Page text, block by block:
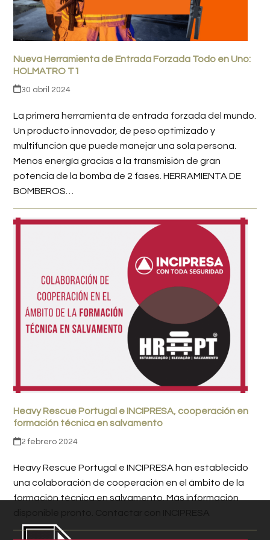
Nueva Herramienta de Entrada Forzada Todo en Uno:
HOLMATRO T1
30 abril 2024
La primera herramienta de entrada forzada del mundo.
Un producto innovador, de peso optimizado y
multifunción que puede manejar una sola persona.
Menos energía gracias a la transmisión de gran
potencia de la bomba de 2 fases. HERRAMIENTA DE
BOMBEROS…
Heavy Rescue Portugal e INCIPRESA, cooperación en
formación técnica en salvamento
2 febrero 2024
Heavy Rescue Portugal e INCIPRESA han establecido
una colaboración de cooperación en el ámbito de la
formación técnica en salvamento. Más información